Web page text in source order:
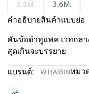
3.3M.
3.6M.
คำอธิบายสินค้าแบบย่อ
คันข้อดำทูแพค เวทกลา
สุดเกินจะบรรยาย
แบรนด์: W.HAIBINหมว